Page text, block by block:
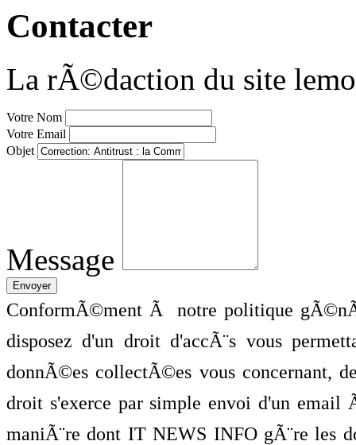
Contacter
La rÃ©daction du site
Votre Nom
Votre Email
Objet
Message
ConformÃ©ment Ã notre politique
disposez d'un droit d'accÃ¨s vous
donnÃ©es collectÃ©es vous concernant,
droit s'exerce par simple envoi d'un
maniÃ¨re dont IT NEWS INFO gÃ¨re les